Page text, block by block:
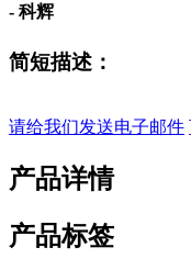
- 科辉
简短描述：
请给我们发送电子邮件
产品详情
产品标签